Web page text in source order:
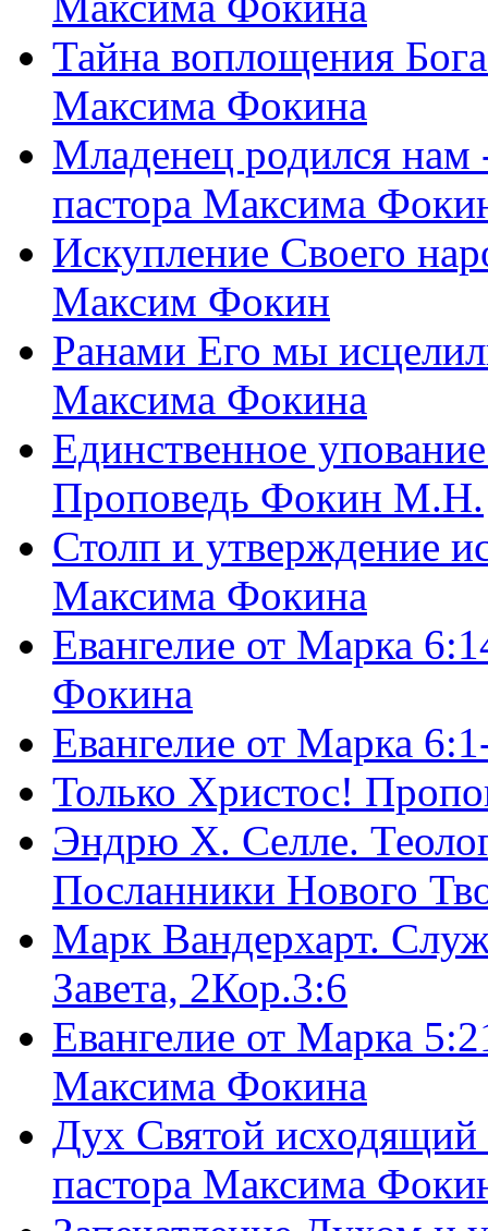
Тайна воплощения
Максима Фокина
Младенец родился
пастора Максима
Искупление Своего
Максим Фокин
Ранами Его мы
Максима Фокина
Единственное
Проповедь Фокин М.Н.
Столп и утверждение
Максима Фокина
Евангелие от Марка
Фокина
Евангелие от Марка
Только Христос!
Эндрю Х. Селле.
Посланники Нового
Марк Вандерхарт.
Завета, 2Кор.3:6
Евангелие от Марка
Максима Фокина
Дух Святой
пастора Максима